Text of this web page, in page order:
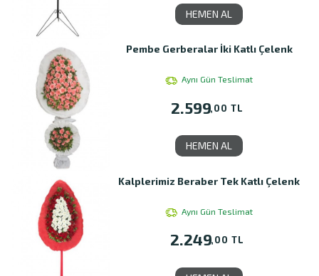
HEMEN AL
Pembe Gerberalar İki Katlı Çelenk
Aynı Gün Teslimat
2.599,00 TL
HEMEN AL
Kalplerimiz Beraber Tek Katlı Çelenk
Aynı Gün Teslimat
2.249,00 TL